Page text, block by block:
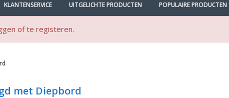
KLANTENSERVICE UITGELICHTE PRODUCTEN POPULAIRE PRODUCTEN
of te registeren.
met Diepbord